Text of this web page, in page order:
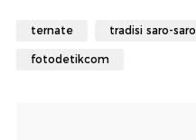
ternate tradisi saro-saro
fotodetikcom